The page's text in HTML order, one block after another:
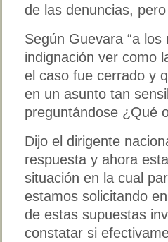
de las denuncias,
Según Guevara “a
indignación ver como
el caso fue cerrado y
en un asunto tan
preguntándose ¿Qué
Dijo el dirigente
respuesta y ahora
situación en la cual
estamos solicitando
de estas supuestas
constatar si